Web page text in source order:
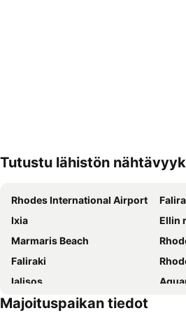
Tutustu lähistön
Rhodes International Airport
Ixia
Ellin
Marmaris Beach
Faliraki
Ialisos
Old Town Gates
Majoituspaikan tiedot